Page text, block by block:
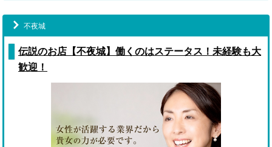
不夜城
伝説のお店【不夜城】働くのはステータス！未経験も大
歓迎！